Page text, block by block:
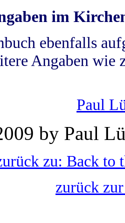
im
ebenfalls
Angaben wie
Paul
by Paul
zu: Back to
zurück